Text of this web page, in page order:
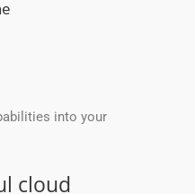
into your
cloud